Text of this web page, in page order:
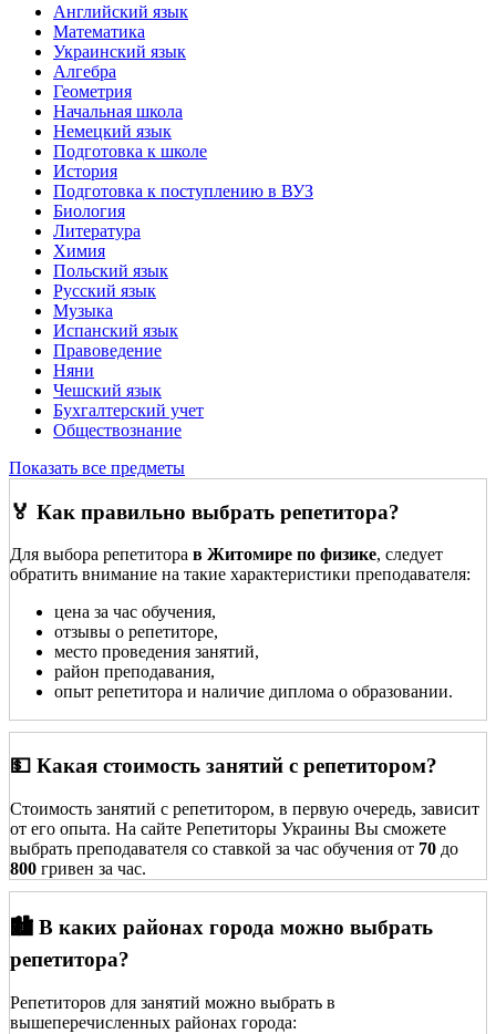
Английский язык
Математика
Украинский язык
Алгебра
Геометрия
Начальная школа
Немецкий язык
Подготовка к школе
История
Подготовка к поступлению в ВУЗ
Биология
Литература
Химия
Польский язык
Русский язык
Музыка
Испанский язык
Правоведение
Няни
Чешский язык
Бухгалтерский учет
Обществознание
Показать все предметы
🏅 Как правильно выбрать репетитора?
Для выбора репетитора в Житомире по физике, следует
обратить внимание на такие характеристики преподавателя:
цена за час обучения,
отзывы о репетиторе,
место проведения занятий,
район преподавания,
опыт репетитора и наличие диплома о образовании.
💵 Какая стоимость занятий с репетитором?
Стоимость занятий с репетитором, в первую очередь, зависит
от его опыта. На сайте Репетиторы Украины Вы сможете
выбрать преподавателя со ставкой за час обучения от 70 до
800 гривен за час.
🏙️ В каких районах города можно выбрать
репетитора?
Репетиторов для занятий можно выбрать в
вышеперечисленных районах города: